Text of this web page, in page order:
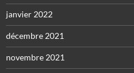
janvier 2022
décembre 2021
novembre 2021